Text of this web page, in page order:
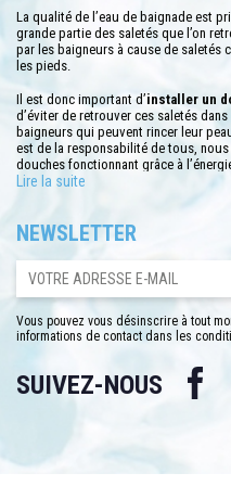
La qualité de l’eau de baignade est
grande partie des saletés que l’on
par les baigneurs à cause de saletés
les pieds.
Il est donc important d’installer un
d’éviter de retrouver ces saletés
baigneurs qui peuvent rincer leur
est de la responsabilité de tous,
douches fonctionnant grâce à
d’une eau chauffée tout l’été sans
ces modèles sont adaptés à tous les
lui correspond le mieux.
Les matériaux sont variés et toujours
avec un minimum d’ensoleillement
plus longtemps possible.
pour que l’utilisateur n’ait pas
installation. De nombreuses options
rinçage des pieds ou la lampe LED
température, sont proposées afin de
vos envies. Que vous recherchiez
décor ou un véritable objet d’art
qui alliera à merveille hygiène et
tout au long de l’été.
Lire la suite
NEWSLETTER
Vous pouvez vous désinscrire à tout
informations de contact dans les
SUIVEZ-NOUS